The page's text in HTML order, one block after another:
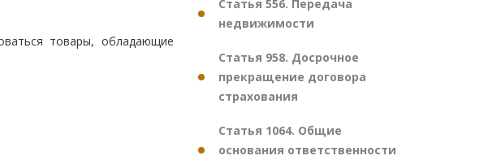
товары, обладающие
Статья 556. Передача
недвижимости
Статья 958. Досрочное
прекращение договора
страхования
Статья 1064. Общие
основания ответственности